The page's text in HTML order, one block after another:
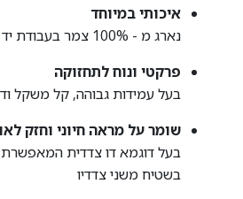
איכותי במיוחד
נארג מ - 100% צמר בעבודת יד
פרקטי ונוח לתחזוקה
בעל עמידות גבוהה, קל משקל
שומר על מראה חיוני וחזק
בעל דוגמא דו צדדית
בשטיח משני צדדיו